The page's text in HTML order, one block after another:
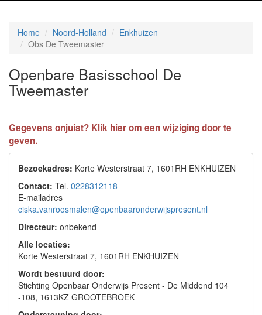
Home Noord-Holland
Enkhuizen
Obs De Tweemaster
Openbare Basisschool De
Tweemaster
Gegevens onjuist? Klik hier om een wijziging door te
geven.
Bezoekadres: Korte Westerstraat 7, 1601RH ENKHUIZEN
Contact: Tel. 0228312118
E-mailadres
ciska.vanroosmalen@openbaaronderwijspresent.nl
Directeur: onbekend
Alle locaties:
Korte Westerstraat 7, 1601RH ENKHUIZEN
Wordt bestuurd door:
Stichting Openbaar Onderwijs Present - De Middend 104
-108, 1613KZ GROOTEBROEK